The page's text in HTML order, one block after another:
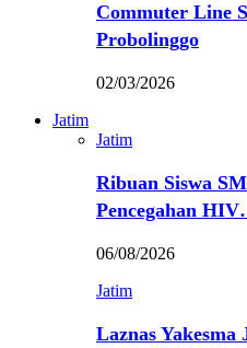
Commuter Line
Probolinggo
02/03/2026
Jatim
Jatim
Ribuan Siswa
Pencegahan
06/08/2026
Jatim
Laznas